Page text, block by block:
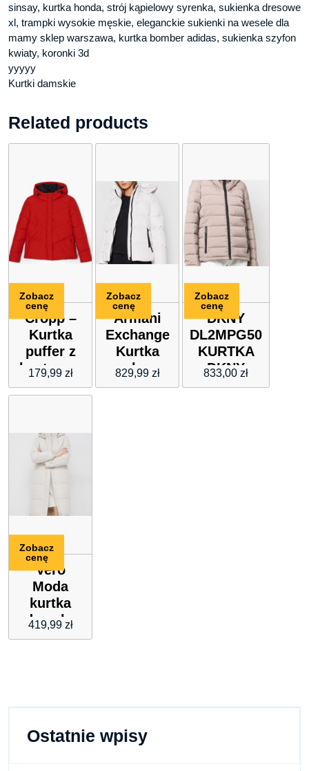
sinsay, kurtka honda, strój kąpielowy syrenka, sukienka dresowe
xl, trampki wysokie męskie, eleganckie sukienki na wesele dla
mamy sklep warszawa, kurtka bomber adidas, sukienka szyfon
kwiaty, koronki 3d
yyyyy
Kurtki damskie
Related products
Cropp –
Kurtka
puffer z
kapturem
–
Czerwony
179,99 zł
Zobacz
cenę
Armani
Exchange
Kurtka
puchowa
6KYB14
829,99 zł
Zobacz
cenę
DKNY
DL2MPG50
KURTKA
DKNY
833,00 zł
Zobacz
cenę
Vero
Moda
kurtka
damska
kolor
419,99 zł
Zobacz
cenę
Ostatnie wpisy